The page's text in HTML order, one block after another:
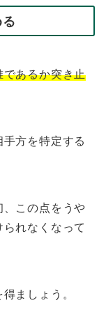
であるか突き止
方を特定する
この点をうや
れなくなって
ましょう。